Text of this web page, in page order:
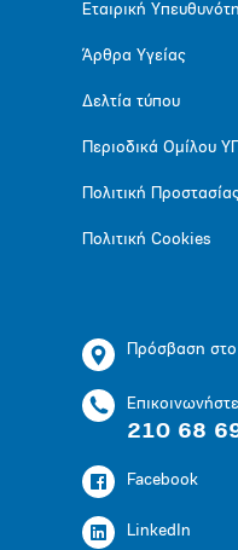
Εταιρική
Άρθρα Υγείας
Δελτία τύπου
Περιοδικά Ομίλου
Πολιτική
Πολιτική Cookies
Πρόσβαση
210 68
Facebook
LinkedIn